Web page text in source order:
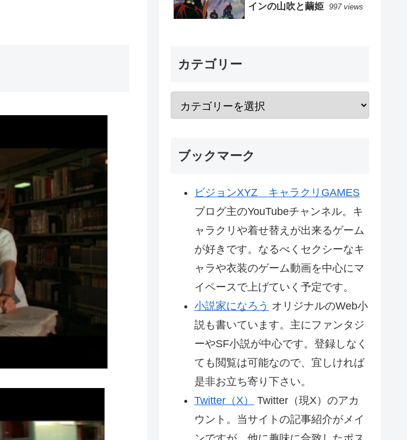
インの山吹と繭姫 997 views
カテゴリー
ブックマーク
ビジョンXYZ キャラクリGAMES
ブログ主のYouTubeチャンネル。キ
ャラクリや着せ替えが出来るゲーム
が好きです。なるべくセクシーなキ
ャラや衣装のゲーム動画を中心にマ
イペースで上げていく予定です。
小説家になろう オリジナルのWeb小
説も書いています。主にファンタジ
ーやSF小説が中心です。登録しなく
ても閲覧は可能なので、宜しければ
是非お立ち寄り下さい。
Twitter（X）
Twitter（現X）のアカ
ウント。当サイトの記事紹介がメイ